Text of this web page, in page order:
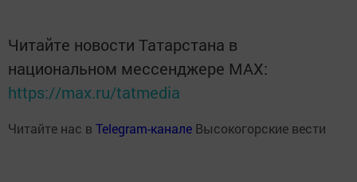
Читайте новости Татарстана в
национальном мессенджере MАХ:
https://max.ru/tatmedia
Читайте нас в Telegram-канале Высокогорские вести